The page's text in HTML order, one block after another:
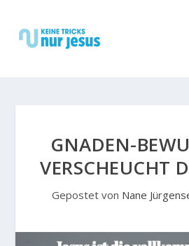
GNADEN-
ERSCHEUCHT
Gepostet von Nane